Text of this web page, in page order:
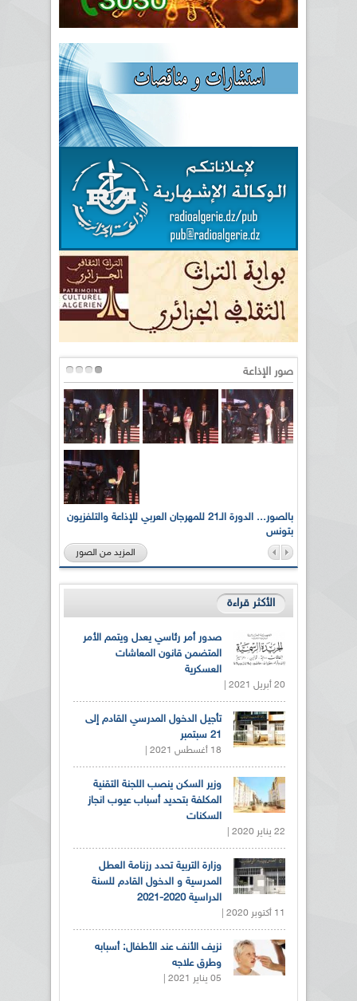
صور الإذاعة
بالصور... الدورة الـ21 للمهرجان العربي للإذاعة والتلفزيون
بتونس
المزيد من الصور
الأكثر قراءة
صدور أمر رئاسي يعدل ويتمم الأمر
المتضمن قانون المعاشات
العسكرية
20 أبريل 2021 |
تأجيل الدخول المدرسي القادم إلى
21 سبتمبر
18 أغسطس 2021 |
وزير السكن ينصب اللجنة التقنية
المكلفة بتحديد أسباب عيوب انجاز
السكنات
22 يناير 2020 |
وزارة التربية تحدد رزنامة العطل
المدرسية و الدخول القادم للسنة
الدراسية 2020-2021
11 أكتوبر 2020 |
نزيف الأنف عند الأطفال: أسبابه
وطرق علاجه
05 يناير 2021 |